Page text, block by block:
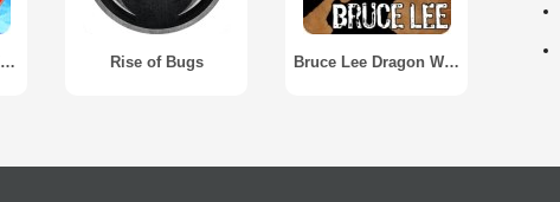
Леди Баг и Супер-Кот: Официальная игра / Miraculous Ladybug & Cat Noir - The Official Game Rise of Bugs Bruce Lee Dragon Warrior